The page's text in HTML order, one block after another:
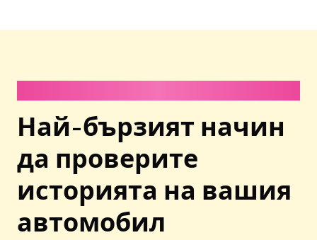
Най-бързият начин
да проверите
историята на вашия
автомобил